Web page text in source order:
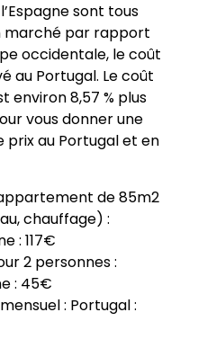
sont tous
marché par rapport
occidentale, le coût
au Portugal. Le coût
environ 8,57 % plus
vous donner une
prix au Portugal et en
de 85m2
chauffage) :
: 117€
2 personnes :
: 45€
: Portugal :